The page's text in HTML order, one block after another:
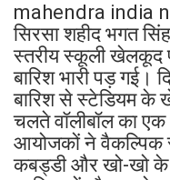
mahendra india
सिरसा शहीद भगत
स्तरीय स्कूली खेलकूद
बारिश भारी पड़
बारिश से स्टेडियम के
चलते वॉलीबॉल का एक
आयोजकों ने वैकल्पिक
कबड्डी और खो-खो